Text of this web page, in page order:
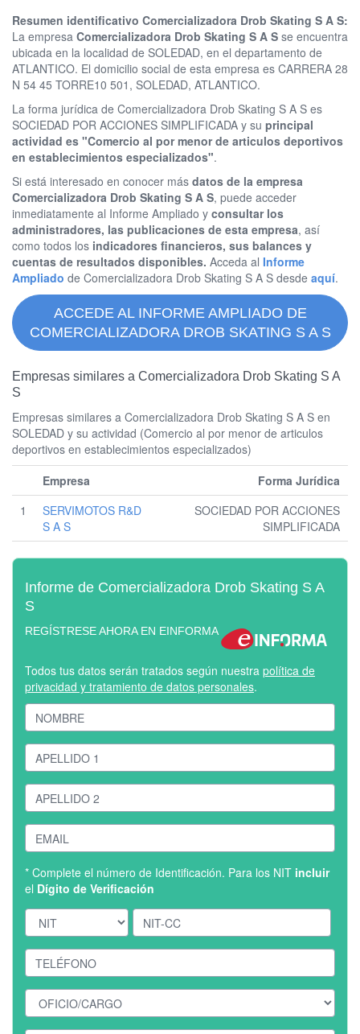
Resumen identificativo Comercializadora Drob Skating S A S:
La empresa Comercializadora Drob Skating S A S se encuentra
ubicada en la localidad de SOLEDAD, en el departamento de
ATLANTICO. El domicilio social de esta empresa es CARRERA 28
N 54 45 TORRE10 501, SOLEDAD, ATLANTICO.
La forma jurídica de Comercializadora Drob Skating S A S es
SOCIEDAD POR ACCIONES SIMPLIFICADA y su principal
actividad es "Comercio al por menor de articulos deportivos
en establecimientos especializados".
Si está interesado en conocer más datos de la empresa
Comercializadora Drob Skating S A S, puede acceder
inmediatamente al Informe Ampliado y consultar los
administradores, las publicaciones de esta empresa, así
como todos los indicadores financieros, sus balances y
cuentas de resultados disponibles. Acceda al Informe
Ampliado de Comercializadora Drob Skating S A S desde aquí.
ACCEDE AL INFORME AMPLIADO DE
COMERCIALIZADORA DROB SKATING S A S
Empresas similares a Comercializadora Drob Skating S A
S
Empresas similares a Comercializadora Drob Skating S A S en
SOLEDAD y su actividad (Comercio al por menor de articulos
deportivos en establecimientos especializados)
Empresa
Forma Jurídica
1
SERVIMOTOS R&D
S A S
SOCIEDAD POR ACCIONES
SIMPLIFICADA
Informe de Comercializadora Drob Skating S A
S
REGÍSTRESE AHORA EN EINFORMA
Todos tus datos serán tratados según nuestra política de
privacidad y tratamiento de datos personales.
* Complete el número de Identificación. Para los NIT incluir
el Dígito de Verificación